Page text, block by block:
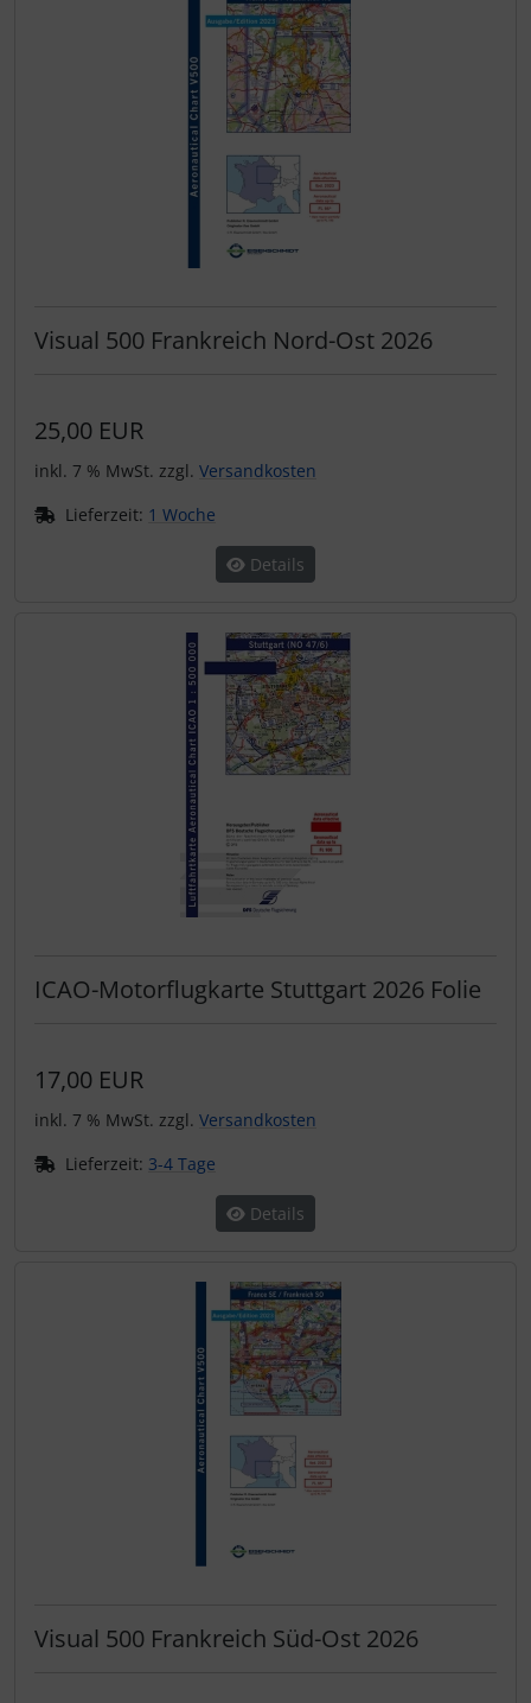
Visual 500 Frankreich Nord-Ost 2026
25,00 EUR
inkl. 7 % MwSt. zzgl. Versandkosten
Lieferzeit: 1 Woche
Details
ICAO-Motorflugkarte Stuttgart 2026 Folie
17,00 EUR
inkl. 7 % MwSt. zzgl. Versandkosten
Lieferzeit: 3-4 Tage
Details
Visual 500 Frankreich Süd-Ost 2026